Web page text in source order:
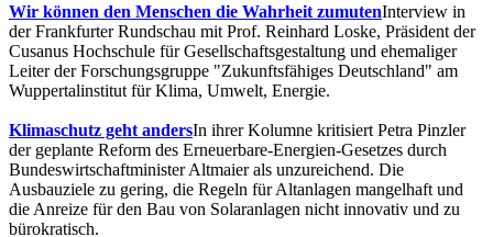
Wir können den Menschen die Wahrheit zumutenInterview in
der Frankfurter Rundschau mit Prof. Reinhard Loske, Präsident der
Cusanus Hochschule für Gesellschaftsgestaltung und ehemaliger
Leiter der Forschungsgruppe "Zukunftsfähiges Deutschland" am
Wuppertalinstitut für Klima, Umwelt, Energie.
Klimaschutz geht andersIn ihrer Kolumne kritisiert Petra Pinzler
der geplante Reform des Erneuerbare-Energien-Gesetzes durch
Bundeswirtschaftminister Altmaier als unzureichend. Die
Ausbauziele zu gering, die Regeln für Altanlagen mangelhaft und
die Anreize für den Bau von Solaranlagen nicht innovativ und zu
bürokratisch.